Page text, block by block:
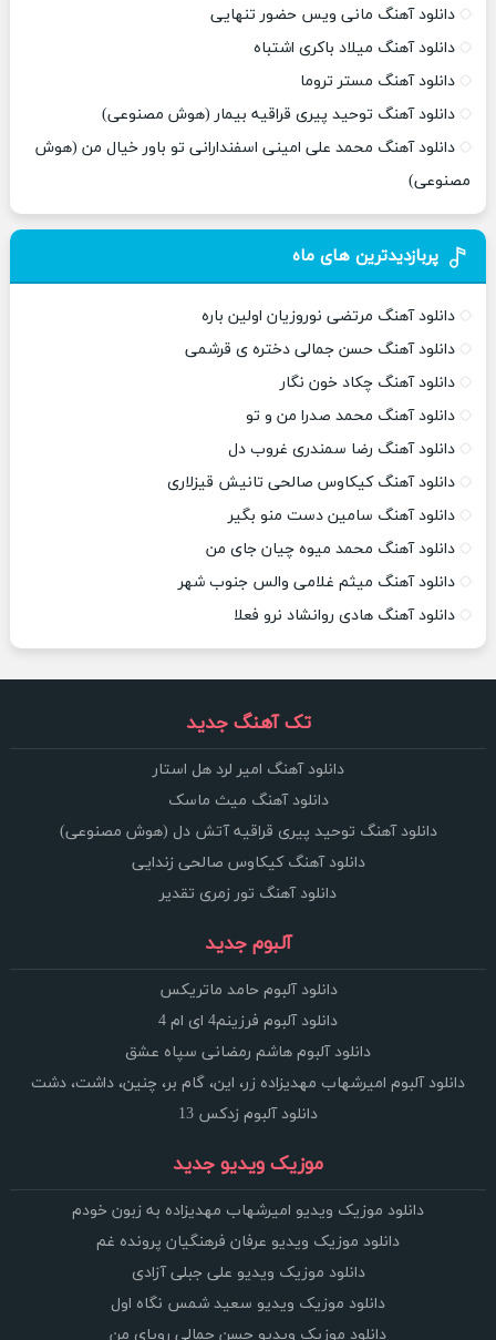
دانلود آهنگ مانی ویس حضور تنهایی
دانلود آهنگ میلاد باکری اشتباه
دانلود آهنگ مستر تروما
دانلود آهنگ توحید پیری قراقیه بیمار (هوش مصنوعی)
دانلود آهنگ محمد علی امینی اسفندارانی تو باور خیال من (هوش
مصنوعی)
پربازدیدترین های ماه
دانلود آهنگ مرتضی نوروزیان اولین باره
دانلود آهنگ حسن جمالی دختره ی قرشمی
دانلود آهنگ چکاد خون نگار
دانلود آهنگ محمد صدرا من و تو
دانلود آهنگ رضا سمندری غروب دل
دانلود آهنگ کیکاوس صالحی تانیش قیزلاری
دانلود آهنگ سامین دست منو بگیر
دانلود آهنگ محمد میوه چیان جای من
دانلود آهنگ میثم غلامی والس جنوب شهر
دانلود آهنگ هادی روانشاد نرو فعلا
تک آهنگ جدید
دانلود آهنگ امیر لرد هل استار
دانلود آهنگ میث ماسک
دانلود آهنگ توحید پیری قراقیه آتش دل (هوش مصنوعی)
دانلود آهنگ کیکاوس صالحی زندایی
دانلود آهنگ تور زمری تقدیر
آلبوم جدید
دانلود آلبوم حامد ماتریکس
دانلود آلبوم فرزینم4 ای ام 4
دانلود آلبوم هاشم رمضانی سپاه عشق
دانلود آلبوم امیرشهاب مهدیزاده زر، این، گام بر، چنین، داشت، دشت
دانلود آلبوم زدکس 13
موزیک ویدیو جدید
دانلود موزیک ویدیو امیرشهاب مهدیزاده به زبون خودم
دانلود موزیک ویدیو عرفان فرهنگیان پرونده غم
دانلود موزیک ویدیو علی جبلی آزادی
دانلود موزیک ویدیو سعید شمس نگاه اول
دانلود موزیک ویدیو حسن جمالی رویای من